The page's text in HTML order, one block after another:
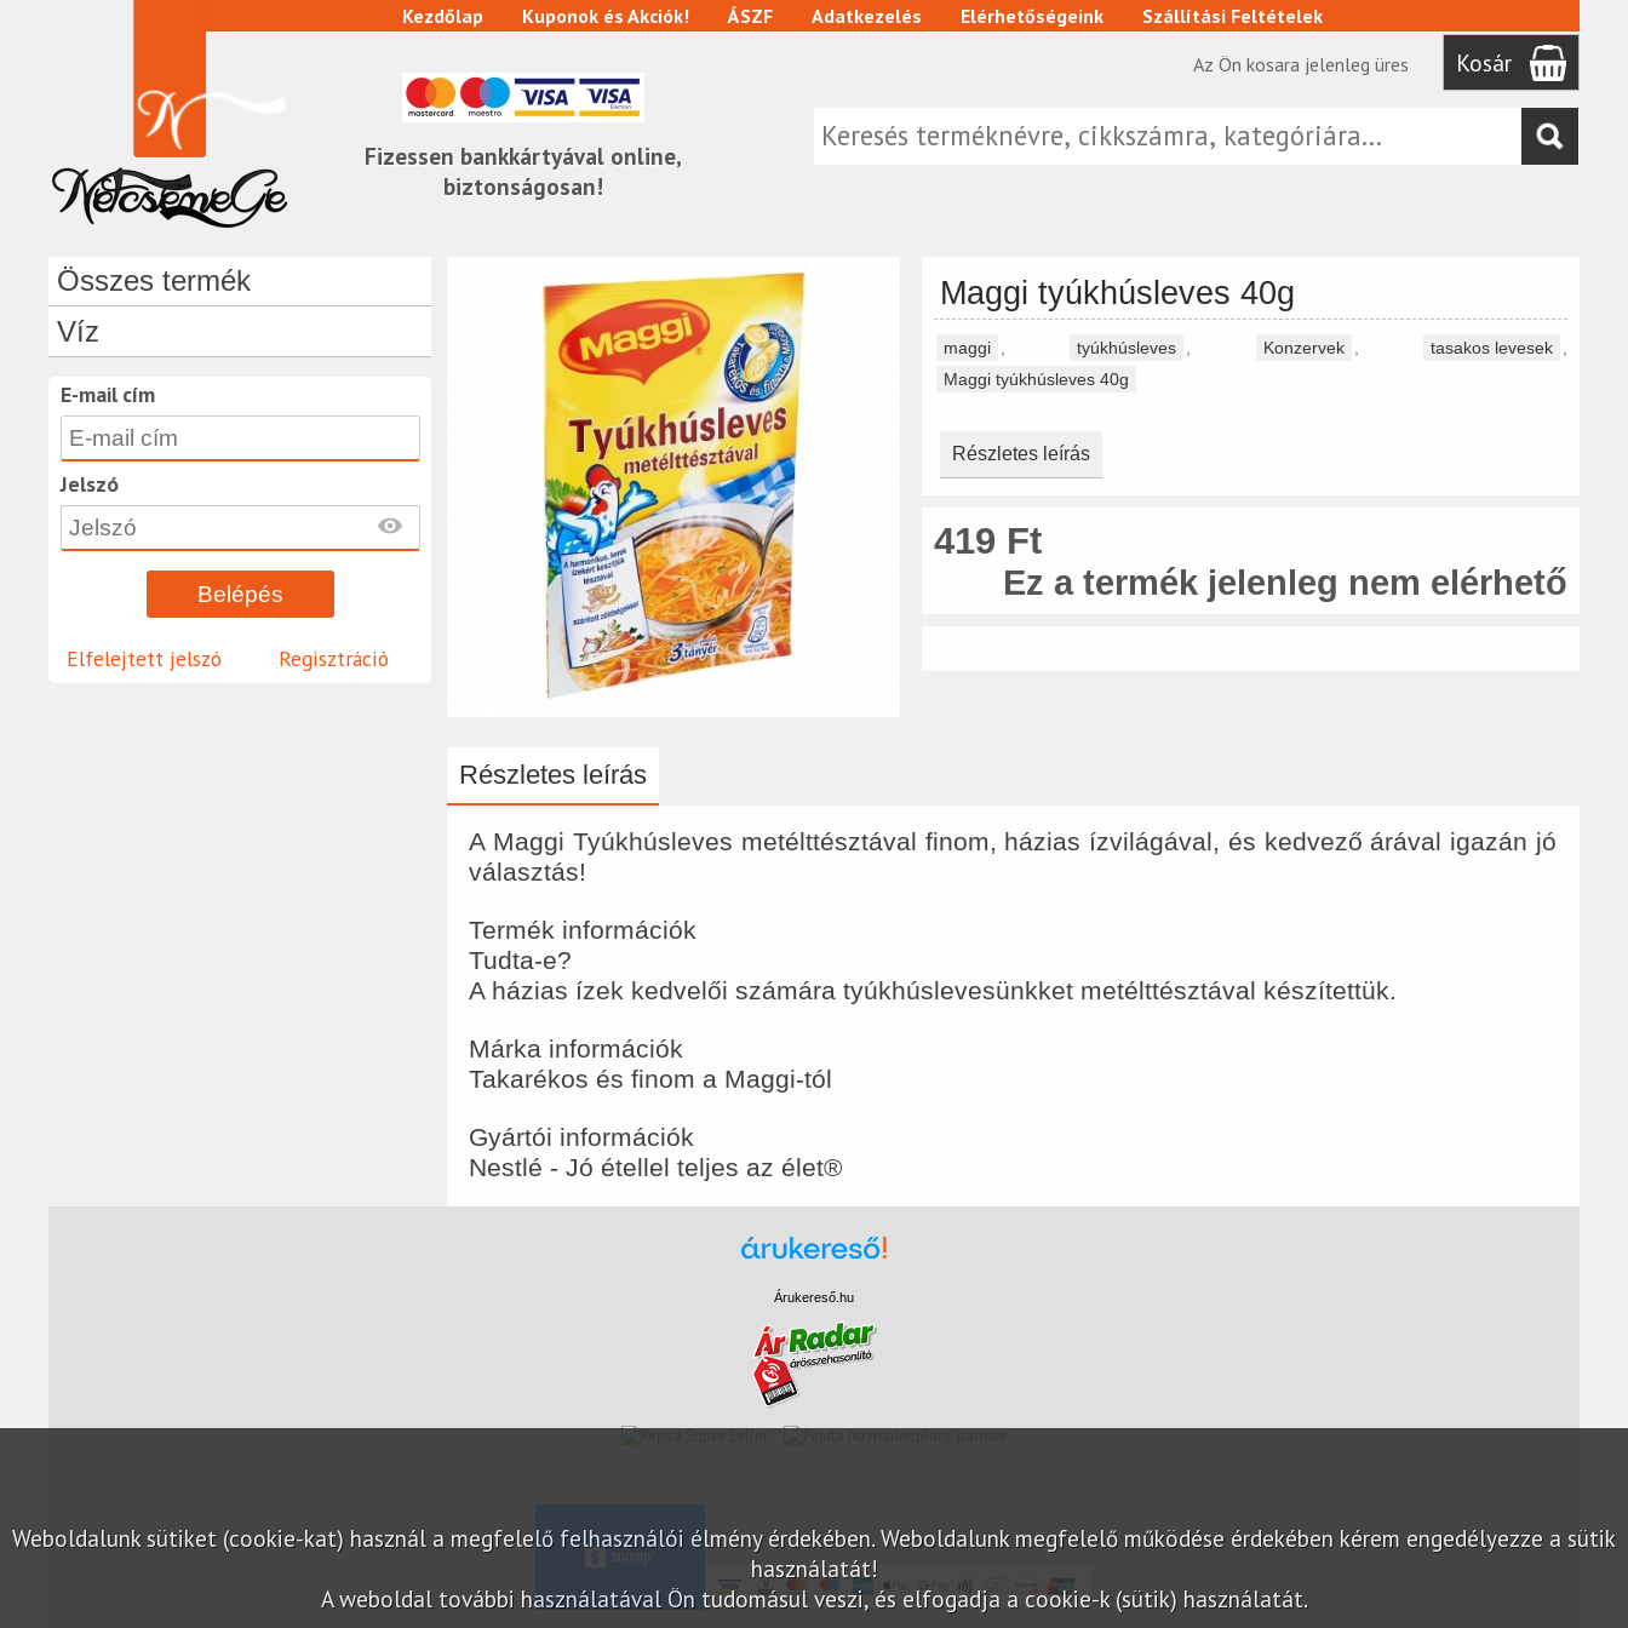
Fizessen bankkártyával online,
biztonságosan!
Kezdőlap Kuponok és Akciók! ÁSZF Adatkezelés Elérhetőségeink
Szállítási Feltételek
Az Ön kosara jelenleg üres
Kosár
Összes termék
Víz
E-mail cím
Jelszó
Elfelejtett jelszó Regisztráció
Maggi tyúkhúsleves 40g
maggi tyúkhúsleves Konzervek tasakos levesek
Maggi tyúkhúsleves 40g
Részletes leírás
419 Ft
Ez a termék jelenleg nem elérhető
Részletes leírás
A Maggi Tyúkhúsleves metélttésztával finom, házias ízvilágával, és kedvező árával igazán jó
választás!
Termék információk
Tudta-e?
A házias ízek kedvelői számára tyúkhúslevesünkket metélttésztával készítettük.
Márka információk
Takarékos és finom a Maggi-tól
Gyártói információk
Nestlé - Jó étellel teljes az élet®
Weboldalunk sütiket (cookie-kat) használ a megfelelő felhasználói élmény érdekében. Weboldalunk megfelelő működése érdekében kérem engedélyezze a sütik
használatát!
A weboldal további használatával Ön tudomásul veszi, és elfogadja a cookie-k (sütik) használatát.
Árukereső.hu